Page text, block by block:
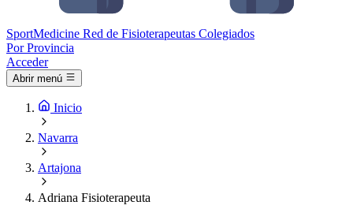
SportMedicine Red de Fisioterapeutas Colegiados
Por Provincia
Acceder
Abrir menú
Inicio
Navarra
Artajona
Adriana Fisioterapeuta